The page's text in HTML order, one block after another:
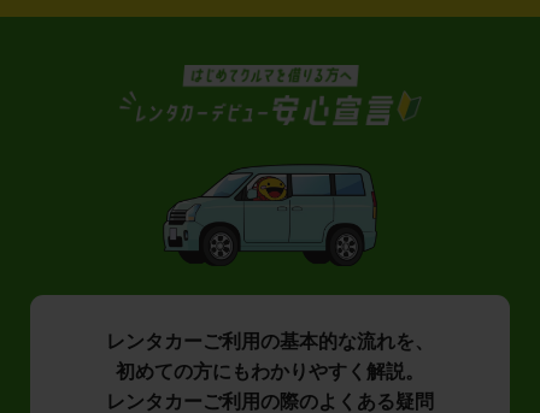
レンタカーご利用の基本的な流れを、
初めての方にもわかりやすく解説。
レンタカーご利用の際のよくある疑問